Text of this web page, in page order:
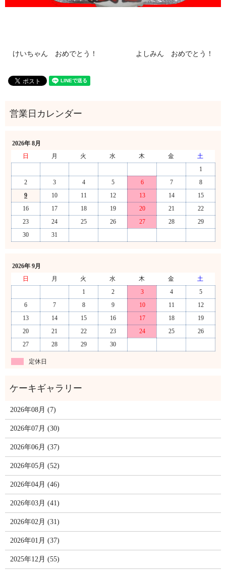
けいちゃん おめでとう！ よしみん おめでとう！
2026年 8月
日
月 火 水 木 金
土
1
2
3 4 5 6 7
8
9
10 11 12 13 14
15
16
17 18 19 20 21
22
23
24 25 26 27 28
29
30
31
2026年 9月
日
月 火 水 木 金
土
1
2 3 4
5
6
7 8 9 10 11
12
13
14 15 16 17 18
19
20
21 22 23 24 25
26
27
28 29 30
定休日
2026年08月 (7)
2026年07月 (30)
2026年06月 (37)
2026年05月 (52)
2026年04月 (46)
2026年03月 (41)
2026年02月 (31)
2026年01月 (37)
2025年12月 (55)